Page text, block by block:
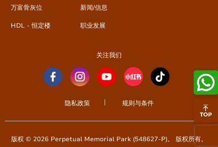
万富骨灰位
HDL - 恒定楼
新闻/信息
职业发展
关注我们
隐私政策 规则与条件
版权 © 2026 Perpetual Memorial Park (548627-P)。 版权所有。